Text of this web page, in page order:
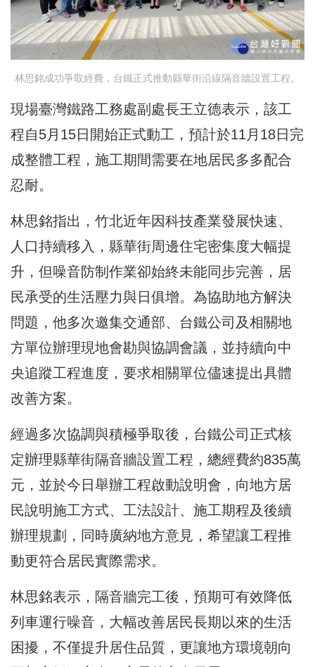
林思銘成功爭取經費，台鐵正式推動縣華街沿線隔音牆設置工程。
現場臺灣鐵路工務處副處長王立德表示，該工
程自5月15日開始正式動工，預計於11月18日完
成整體工程，施工期間需要在地居民多多配合
忍耐。
林思銘指出，竹北近年因科技產業發展快速、
人口持續移入，縣華街周邊住宅密集度大幅提
升，但噪音防制作業卻始終未能同步完善，居
民承受的生活壓力與日俱增。為協助地方解決
問題，他多次邀集交通部、台鐵公司及相關地
方單位辦理現地會勘與協調會議，並持續向中
央追蹤工程進度，要求相關單位儘速提出具體
改善方案。
經過多次協調與積極爭取後，台鐵公司正式核
定辦理縣華街隔音牆設置工程，總經費約835萬
元，並於今日舉辦工程啟動說明會，向地方居
民說明施工方式、工法設計、施工期程及後續
辦理規劃，同時廣納地方意見，希望讓工程推
動更符合居民實際需求。
林思銘表示，隔音牆完工後，預期可有效降低
列車運行噪音，大幅改善居民長期以來的生活
困擾，不僅提升居住品質，更讓地方環境朝向